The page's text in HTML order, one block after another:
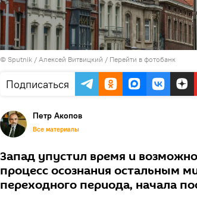
© Sputnik / Алексей Витвицкий / Перейти в фотобанк
Подписаться
Петр Акопов
Все материалы
Запад упустил время и
процесс осознания остальным
переходного периода, начала